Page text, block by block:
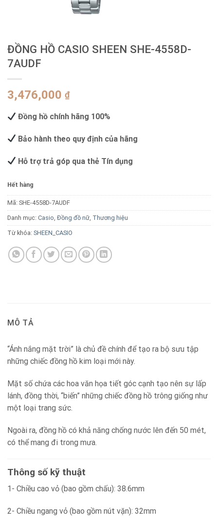
ĐỒNG HỒ CASIO SHEEN SHE-4558D-
7AUDF
3,476,000 ₫
Đồng hồ chính hãng 100%
Bảo hành theo quy định của hãng
Hỗ trợ trả góp qua thẻ Tín dụng
Hết hàng
Mã: SHE-4558D-7AUDF
Danh mục: Casio, Đồng đồ nữ, Thương hiệu
Từ khóa: SHEEN_CASIO
MÔ TẢ
“Ánh nắng mặt trời” là chủ đề chính để tạo ra bộ sưu tập
những chiếc đồng hồ kim loại mới này.
Mặt số chứa các hoa văn họa tiết góc cạnh tạo nên sự lấp
lánh, đồng thời, “biến” những chiếc đồng hồ trông giống như
một loại trang sức.
Ngoài ra, đồng hồ có khả năng chống nước lên đến 50 mét,
có thể mang đi trong mưa.
Thông số kỹ thuật
1- Chiều cao vỏ (bao gồm chấu): 38.6mm
2- Chiều ngang vỏ (bao gồm nút vặn): 32mm